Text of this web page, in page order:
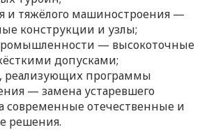
и тяжёлого машиностроения —
конструкции и узлы;
— высокоточные
допусками;
реализующих программы
— замена устаревшего
современные отечественные и
решения.